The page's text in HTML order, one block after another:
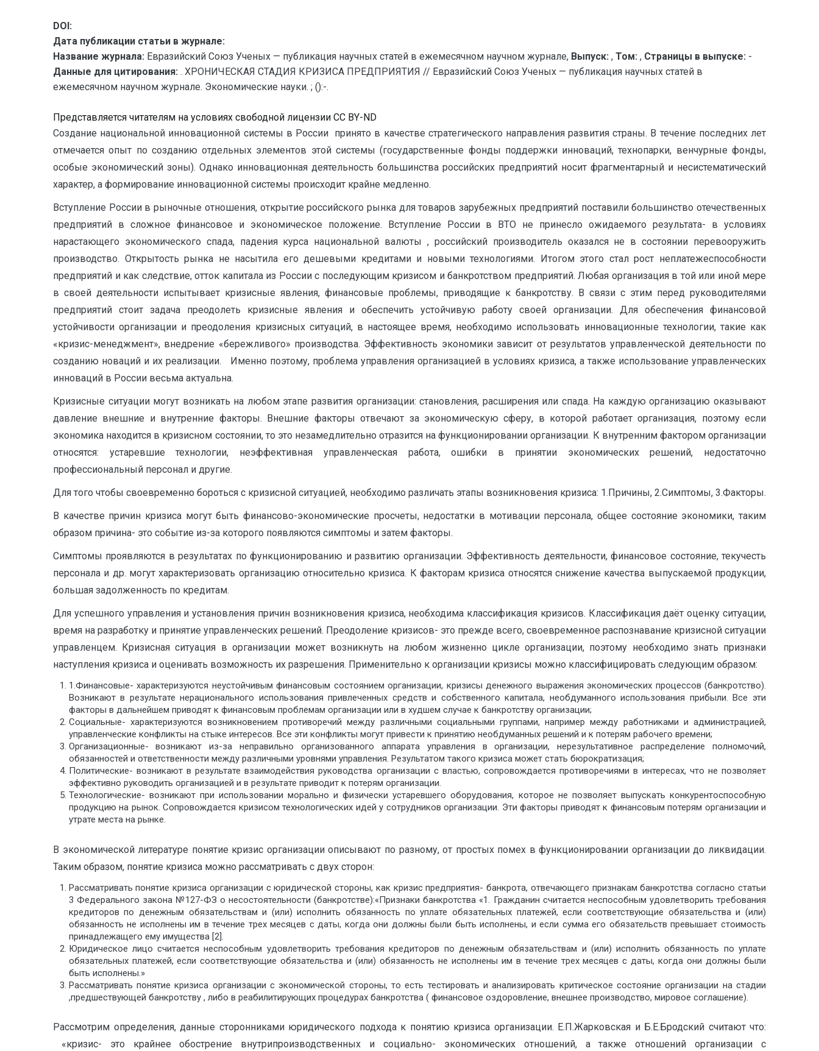
DOI:
Дата публикации статьи в журнале:
Название журнала: Евразийский Союз Ученых — публикация научных статей в ежемесячном научном журнале, Выпуск: , Том: , Страницы в выпуске: -
Данные для цитирования: . ХРОНИЧЕСКАЯ СТАДИЯ КРИЗИСА ПРЕДПРИЯТИЯ // Евразийский Союз Ученых — публикация научных статей в
ежемесячном научном журнале. Экономические науки. ; ():-.
Представляется читателям на условиях свободной лицензии CC BY-ND
Создание национальной инновационной системы в России принято в качестве стратегического направления развития страны. В течение последних лет
отмечается опыт по созданию отдельных элементов этой системы (государственные фонды поддержки инноваций, технопарки, венчурные фонды,
особые экономический зоны). Однако инновационная деятельность большинства российских предприятий носит фрагментарный и несистематический
характер, а формирование инновационной системы происходит крайне медленно.
Вступление России в рыночные отношения, открытие российского рынка для товаров зарубежных предприятий поставили большинство отечественных
предприятий в сложное финансовое и экономическое положение. Вступление России в ВТО не принесло ожидаемого результата- в условиях
нарастающего экономического спада, падения курса национальной валюты , российский производитель оказался не в состоянии перевооружить
производство. Открытость рынка не насытила его дешевыми кредитами и новыми технологиями. Итогом этого стал рост неплатежеспособности
предприятий и как следствие, отток капитала из России с последующим кризисом и банкротством предприятий. Любая организация в той или иной мере
в своей деятельности испытывает кризисные явления, финансовые проблемы, приводящие к банкротству. В связи с этим перед руководителями
предприятий стоит задача преодолеть кризисные явления и обеспечить устойчивую работу своей организации. Для обеспечения финансовой
устойчивости организации и преодоления кризисных ситуаций, в настоящее время, необходимо использовать инновационные технологии, такие как
«кризис-менеджмент», внедрение «бережливого» производства. Эффективность экономики зависит от результатов управленческой деятельности по
созданию новаций и их реализации. Именно поэтому, проблема управления организацией в условиях кризиса, а также использование управленческих
инноваций в России весьма актуальна.
Кризисные ситуации могут возникать на любом этапе развития организации: становления, расширения или спада. На каждую организацию оказывают
давление внешние и внутренние факторы. Внешние факторы отвечают за экономическую сферу, в которой работает организация, поэтому если
экономика находится в кризисном состоянии, то это незамедлительно отразится на функционировании организации. К внутренним фактором организации
относятся: устаревшие технологии, неэффективная управленческая работа, ошибки в принятии экономических решений, недостаточно
профессиональный персонал и другие.
Для того чтобы своевременно бороться с кризисной ситуацией, необходимо различать этапы возникновения кризиса: 1.Причины, 2.Симптомы, 3.Факторы.
В качестве причин кризиса могут быть финансово-экономические просчеты, недостатки в мотивации персонала, общее состояние экономики, таким
образом причина- это событие из-за которого появляются симптомы и затем факторы.
Симптомы проявляются в результатах по функционированию и развитию организации. Эффективность деятельности, финансовое состояние, текучесть
персонала и др. могут характеризовать организацию относительно кризиса. К факторам кризиса относятся снижение качества выпускаемой продукции,
большая задолженность по кредитам.
Для успешного управления и установления причин возникновения кризиса, необходима классификация кризисов. Классификация даёт оценку ситуации,
время на разработку и принятие управленческих решений. Преодоление кризисов- это прежде всего, своевременное распознавание кризисной ситуации
управленцем. Кризисная ситуация в организации может возникнуть на любом жизненно цикле организации, поэтому необходимо знать признаки
наступления кризиса и оценивать возможность их разрешения. Применительно к организации кризисы можно классифицировать следующим образом:
1.Финансовые- характеризуются неустойчивым финансовым состоянием организации, кризисы денежного выражения экономических процессов (банкротство).
Возникают в результате нерационального использования привлеченных средств и собственного капитала, необдуманного использования прибыли. Все эти
факторы в дальнейшем приводят к финансовым проблемам организации или в худшем случае к банкротству организации;
Социальные- характеризуются возникновением противоречий между различными социальными группами, например между работниками и администрацией,
управленческие конфликты на стыке интересов. Все эти конфликты могут привести к принятию необдуманных решений и к потерям рабочего времени;
Организационные- возникают из-за неправильно организованного аппарата управления в организации, нерезультативное распределение полномочий,
обязанностей и ответственности между различными уровнями управления. Результатом такого кризиса может стать бюрократизация;
Политические- возникают в результате взаимодействия руководства организации с властью, сопровождается противоречиями в интересах, что не позволяет
эффективно руководить организацией и в результате приводит к потерям организации.
Технологические- возникают при использовании морально и физически устаревшего оборудования, которое не позволяет выпускать конкурентоспособную
продукцию на рынок. Сопровождается кризисом технологических идей у сотрудников организации. Эти факторы приводят к финансовым потерям организации и
утрате места на рынке.
В экономической литературе понятие кризис организации описывают по разному, от простых помех в функционировании организации до ликвидации.
Таким образом, понятие кризиса можно рассматривать с двух сторон:
Рассматривать понятие кризиса организации с юридической стороны, как кризис предприятия- банкрота, отвечающего признакам банкротства согласно статьи
3 Федерального закона №127-ФЗ о несостоятельности (банкротстве):«Признаки банкротства «1. Гражданин считается неспособным удовлетворить требования
кредиторов по денежным обязательствам и (или) исполнить обязанность по уплате обязательных платежей, если соответствующие обязательства и (или)
обязанность не исполнены им в течение трех месяцев с даты, когда они должны были быть исполнены, и если сумма его обязательств превышает стоимость
принадлежащего ему имущества [2].
Юридическое лицо считается неспособным удовлетворить требования кредиторов по денежным обязательствам и (или) исполнить обязанность по уплате
обязательных платежей, если соответствующие обязательства и (или) обязанность не исполнены им в течение трех месяцев с даты, когда они должны были
быть исполнены.»
Рассматривать понятие кризиса организации с экономической стороны, то есть тестировать и анализировать критическое состояние организации на стадии
,предшествующей банкротству , либо в реабилитирующих процедурах банкротства ( финансовое оздоровление, внешнее производство, мировое соглашение).
Рассмотрим определения, данные сторонниками юридического подхода к понятию кризиса организации. Е.П.Жарковская и Б.Е.Бродский считают что:
«кризис- это крайнее обострение внутрипроизводственных и социально- экономических отношений, а также отношений организации с